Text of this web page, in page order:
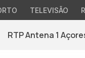
TELEVISÃO
RTP Antena 1